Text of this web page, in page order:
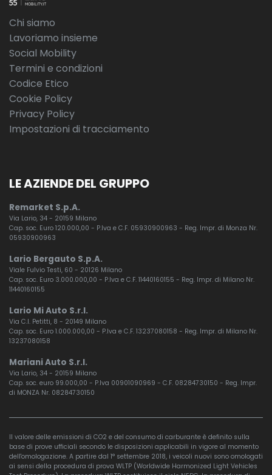
Tergicristalli con sensore pioggia
Tergilunotto
Tetto in tinta con la carrozzeria
Tetto standard
Touch screen ad alta risoluzione da 11.4
Traffic sign recognition - limitatore di velocità intelligente
Voice control
Volante in pelle con logo r-dynamic
Chi siamo
Lavoriamo insieme
Social Mobility
Termini e condizioni
Codice Etico
Cookie Policy
Privacy Policy
Impostazioni di tracciamento
LE AZIENDE DEL GRUPPO
Remarket S.p.A.
Via Lario, 34 - 20159 Milano
Cap. soc. Euro 120.000,00 - P.Iva e C.F. 05930900963 - Reg. Impr. di Monza Nr.
05930900963
Lario Bergauto S.p.A.
Viale Fulvio Testi, 60 - 20126 Milano
Cap. soc. Euro 3.000.000,00 - P.Iva e C.F. 11440160155 - Reg. Impr. di Milano Nr.
11440160155
Lario Mi Auto S.r.l.
Via C.I. Petitti, 8 - 20149 Milano
Cap. soc. Euro 1.000.000,00 - P.Iva e C.F. 13237080158 - Reg. Impr. di Milano Nr.
13237080158
Mariani Auto S.r.l.
Via Lario, 34 - 20159 Milano
Cap. soc. euro 99.000,00 - P.Iva 00901090969 - C.F. 08284730150 - Reg. Impr.
di MONZA Nr. 08284730150
Il valore delle emissioni di CO2 e del consumo di carburante è definito sulla
base di prove ufficiali secondo le disposizioni applicabili in vigore al momento
dell'omologazione. A partire dal 1° settembre 2018, i veicoli nuovi sono omologati
ai sensi della procedura di prova WLTP (Worldwide Harmonized Light Vehicles